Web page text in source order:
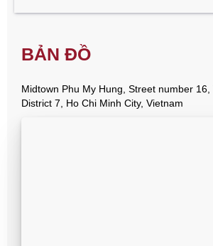
BẢN ĐỒ
Midtown Phu My Hung, Street number 16,
District 7, Ho Chi Minh City, Vietnam